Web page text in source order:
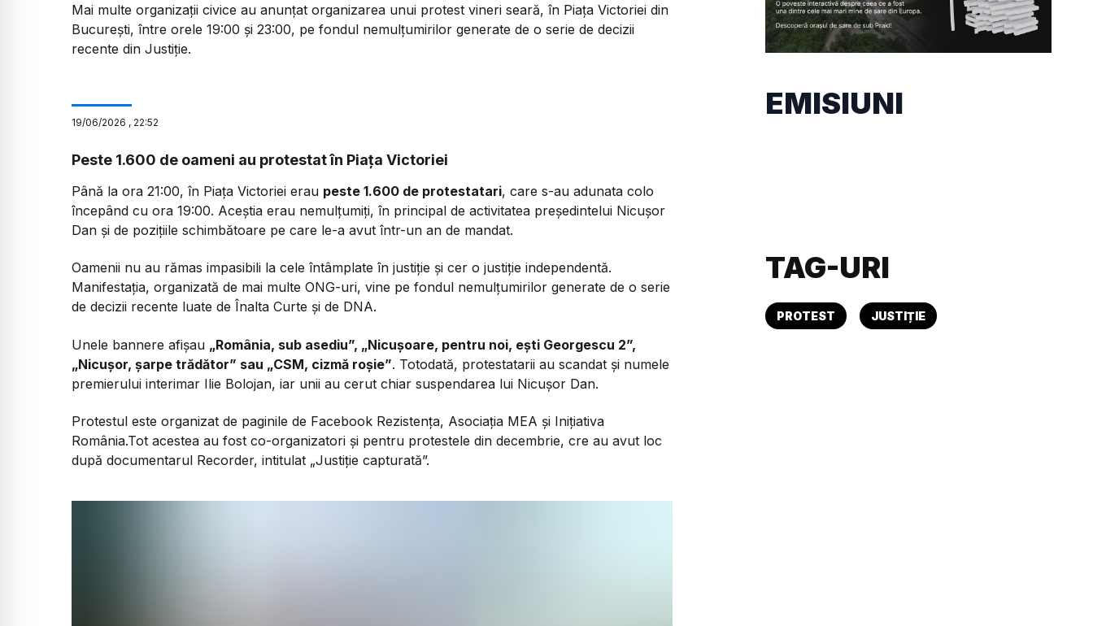
Mai multe organizații civice au anunțat organizarea unui protest vineri seară, în Piața Victoriei din
București, între orele 19:00 și 23:00, pe fondul nemulțumirilor generate de o serie de decizii
recente din Justiție.
19/06/2026 , 22:52
Peste 1.600 de oameni au protestat în Piața Victoriei
Până la ora 21:00, în Piața Victoriei erau peste 1.600 de protestatari, care s-au adunata colo
începând cu ora 19:00. Aceștia erau nemulțumiți, în principal de activitatea președintelui Nicușor
Dan și de pozițiile schimbătoare pe care le-a avut într-un an de mandat.
Oamenii nu au rămas impasibili la cele întâmplate în justiție și cer o justiție independentă.
Manifestația, organizată de mai multe ONG-uri, vine pe fondul nemulțumirilor generate de o serie
de decizii recente luate de Înalta Curte și de DNA.
Unele bannere afișau „România, sub asediu”, „Nicușoare, pentru noi, ești Georgescu 2”,
„Nicușor, șarpe trădător” sau „CSM, cizmă roșie”. Totodată, protestatarii au scandat și numele
premierului interimar Ilie Bolojan, iar unii au cerut chiar suspendarea lui Nicușor Dan.
Protestul este organizat de paginile de Facebook Rezistența, Asociația MEA și Inițiativa
România.Tot acestea au fost co-organizatori și pentru protestele din decembrie, cre au avut loc
după documentarul Recorder, intitulat „Justiție capturată”.
EMISIUNI
TAG-URI
PROTEST JUSTIȚIE